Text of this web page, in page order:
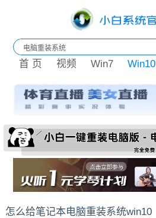
首 页 视频 Win7 Win10
怎么给笔记本电脑重装系统win10